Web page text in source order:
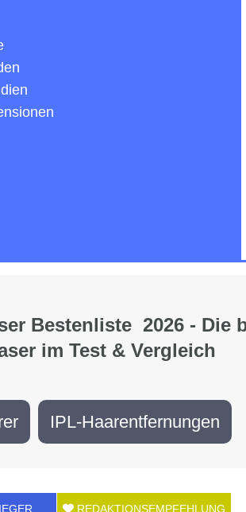
Bestenliste 2026 - Die
im Test & Vergleich
IPL-Haarentfernungen